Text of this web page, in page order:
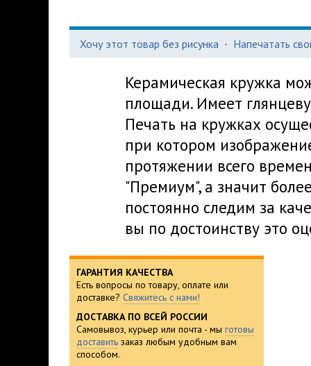
Хочу этот товар без рисунка · Напечатать
Керамическая кружка
площади. Имеет
Печать на кружках
при котором
протяжении всего
"Премиум", а значит
постоянно следим за
вы по достоинству это
ГАРАНТИЯ КАЧЕСТВА
Есть вопросы по товару, оплате или
доставке? Свяжитесь с нами!
ДОСТАВКА ПО ВСЕЙ РОССИИ
Самовывоз, курьер или почта - мы готовы
доставить заказ любым удобным вам
способом.